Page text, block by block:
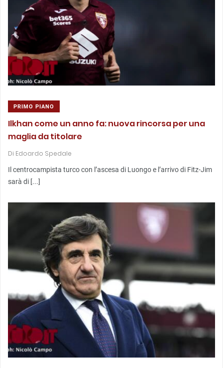
PRIMO PIANO
Ilkhan come un anno fa: nuova rincorsa per una
maglia da titolare
Di Edoardo Spedale
Il centrocampista turco con l’ascesa di Luongo e l’arrivo di Fitz-Jim
sarà di [...]